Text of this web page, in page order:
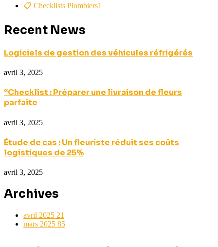
📋 Checklists Plombiers1
Recent News
Logiciels de gestion des véhicules réfrigérés
avril 3, 2025
“Checklist : Préparer une livraison de fleurs
parfaite
avril 3, 2025
Étude de cas : Un fleuriste réduit ses coûts
logistiques de 25%
avril 3, 2025
Archives
avril 2025 21
mars 2025 85